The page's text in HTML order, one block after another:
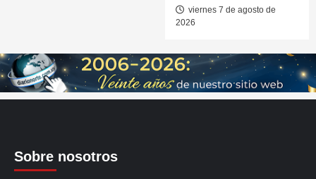
viernes 7 de agosto de
2026
Sobre nosotros